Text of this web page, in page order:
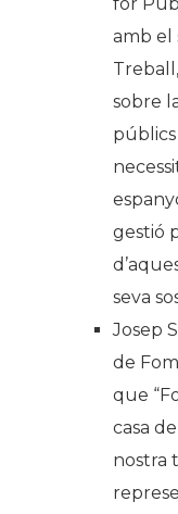
amb el
sobre
públics
gestió
seva
Josep
de
que
casa
nostra